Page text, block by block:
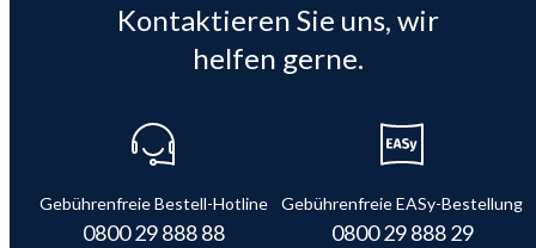
Kontaktieren Sie uns, wir
helfen gerne.
Gebührenfreie Bestell-Hotline
0800 29 888 88
Gebührenfreie EASy-Bestellung
0800 29 888 29